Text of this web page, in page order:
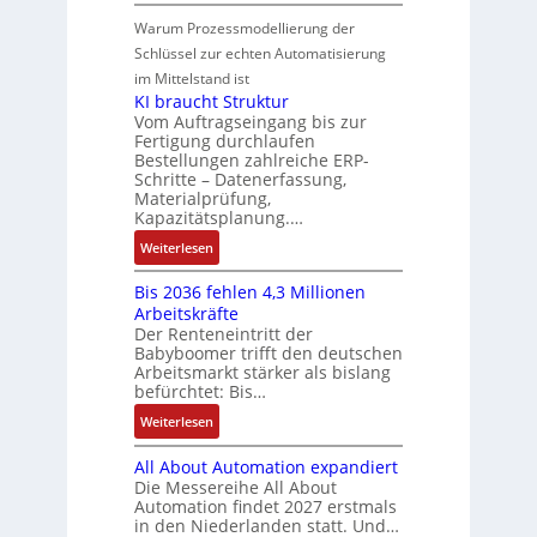
n
n
g
k
o
n
f
i
g
u
r
i
e
r
e
n
o
t
i
k
i
n
n
u
C
N
C
-
S
y
s
t
e
m
e
g
b
e
s
t
ä
t
i
g
t
R
e
i
f
e
r
a
d
S
y
s
t
è
m
e
s
:
Q
2
E
r
g
e
b
n
i
s
s
e
b
e
u
r
V
e
r
t
r
i
e
b
s
-
u
n
d
M
a
r
k
e
t
Warum Prozessmodellierung der
Schlüssel zur echten Automatisierung
im Mittelstand ist
KI braucht Struktur
Vom Auftragseingang bis zur
Fertigung durchlaufen
Bestellungen zahlreiche ERP-
Schritte – Datenerfassung,
Materialprüfung,
Kapazitätsplanung.…
Weiterlesen:
K
I
b
r
a
u
c
h
t
S
t
r
Bis 2036 fehlen 4,3 Millionen
Arbeitskräfte
Der Renteneintritt der
Babyboomer trifft den deutschen
Arbeitsmarkt stärker als bislang
befürchtet: Bis…
Weiterlesen:
B
i
s
2
All About Automation expandiert
Die Messereihe All About
Automation findet 2027 erstmals
in den Niederlanden statt. Und…